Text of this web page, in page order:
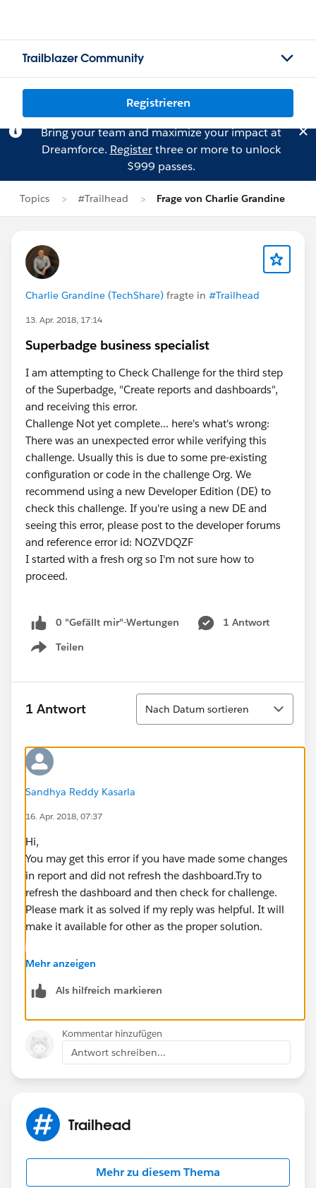
Trailblazer Community
Registrieren
Bring your team and maximize your impact at
Dreamforce. Registerthree or more to unlock
$999 passes.
Topics #Trailhead Frage von Charlie Grandine
Charlie Grandine (TechShare) fragte in #Trailhead
13. Apr. 2018, 17:14
Superbadge business specialist
I am attempting to Check Challenge for the third step
of the Superbadge, "Create reports and dashboards",
and receiving this error.
Challenge Not yet complete... here's what's wrong:
There was an unexpected error while verifying this
challenge. Usually this is due to some pre-existing
configuration or code in the challenge Org. We
recommend using a new Developer Edition (DE) to
check this challenge. If you're using a new DE and
seeing this error, please post to the developer forums
and reference error id: NOZVDQZF
I started with a fresh org so I'm not sure how to
proceed.
0 "Gefällt mir"-Wertungen
1 Antwort
Teilen
Show menu
1 Antwort
Sortieren
Nach Datum sortieren
Sandhya Reddy Kasarla
16. Apr. 2018, 07:37
Hi,
You may get this error if you have made some changes
in report and did not refresh the dashboard.Try to
refresh the dashboard and then check for challenge.
Please mark it as solved if my reply was helpful. It will
make it available for other as the proper solution.
Best Regards
Mehr anzeigen
Als hilfreich markieren
Kommentar hinzufügen
Antwort schreiben...
Trailhead
Mehr zu diesem Thema